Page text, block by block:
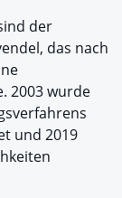
der
das nach
2003 wurde
und 2019